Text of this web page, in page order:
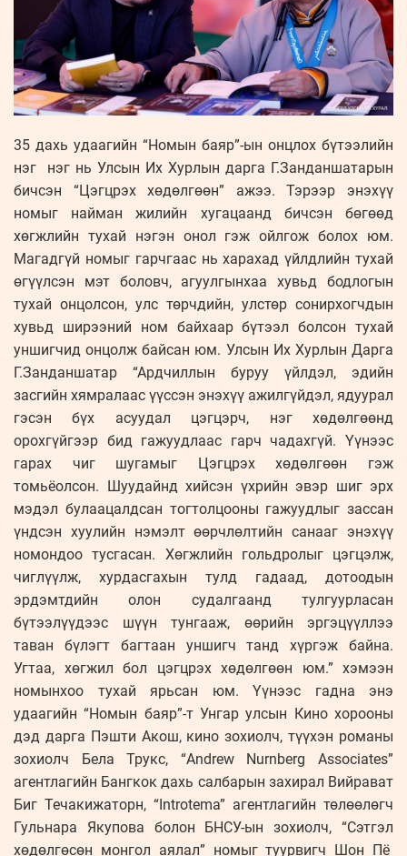
35 дахь удаагийн “Номын баяр”-ын онцлох бүтээлийн
нэг нэг нь Улсын Их Хурлын дарга Г.Занданшатарын
бичсэн “Цэгцрэх хөдөлгөөн” ажээ. Тэрээр энэхүү
номыг найман жилийн хугацаанд бичсэн бөгөөд
хөгжлийн тухай нэгэн онол гэж ойлгож болох юм.
Магадгүй номыг гарчгаас нь харахад үйлдлийн тухай
өгүүлсэн мэт боловч, агуулгынхаа хувьд бодлогын
тухай онцолсон, улс төрчдийн, улстөр сонирхогчдын
хувьд ширээний ном байхаар бүтээл болсон тухай
уншигчид онцолж байсан юм. Улсын Их Хурлын Дарга
Г.Занданшатар “Ардчиллын буруу үйлдэл, эдийн
засгийн хямралаас үүссэн энэхүү ажилгүйдэл, ядуурал
гэсэн бүх асуудал цэгцэрч, нэг хөдөлгөөнд
орохгүйгээр бид гажуудлаас гарч чадахгүй. Үүнээс
гарах чиг шугамыг Цэгцрэх хөдөлгөөн гэж
томьёолсон. Шуудайнд хийсэн үхрийн эвэр шиг эрх
мэдэл булаацалдсан тогтолцооны гажуудлыг зассан
үндсэн хуулийн нэмэлт өөрчлөлтийн санааг энэхүү
номондоо тусгасан. Хөгжлийн гольдролыг цэгцэлж,
чиглүүлж, хурдасгахын тулд гадаад, дотоодын
эрдэмтдийн олон судалгаанд тулгуурласан
бүтээлүүдээс шүүн тунгааж, өөрийн эргэцүүллээ
таван бүлэгт багтаан уншигч танд хүргэж байна.
Угтаа, хөгжил бол цэгцрэх хөдөлгөөн юм.” хэмээн
номынхоо тухай ярьсан юм. Үүнээс гадна энэ
удаагийн “Номын баяр”-т Унгар улсын Кино хорооны
дэд дарга Пэшти Акош, кино зохиолч, түүхэн романы
зохиолч Бела Трукс, “Andrew Nurnberg Associates”
агентлагийн Бангкок дахь салбарын захирал Вийрават
Биг Течакижаторн, “Introtema” агентлагийн төлөөлөгч
Гульнара Якупова болон БНСУ-ын зохиолч, “Сэтгэл
хөдөлгөсөн монгол аялал” номыг туурвигч Шон Пё